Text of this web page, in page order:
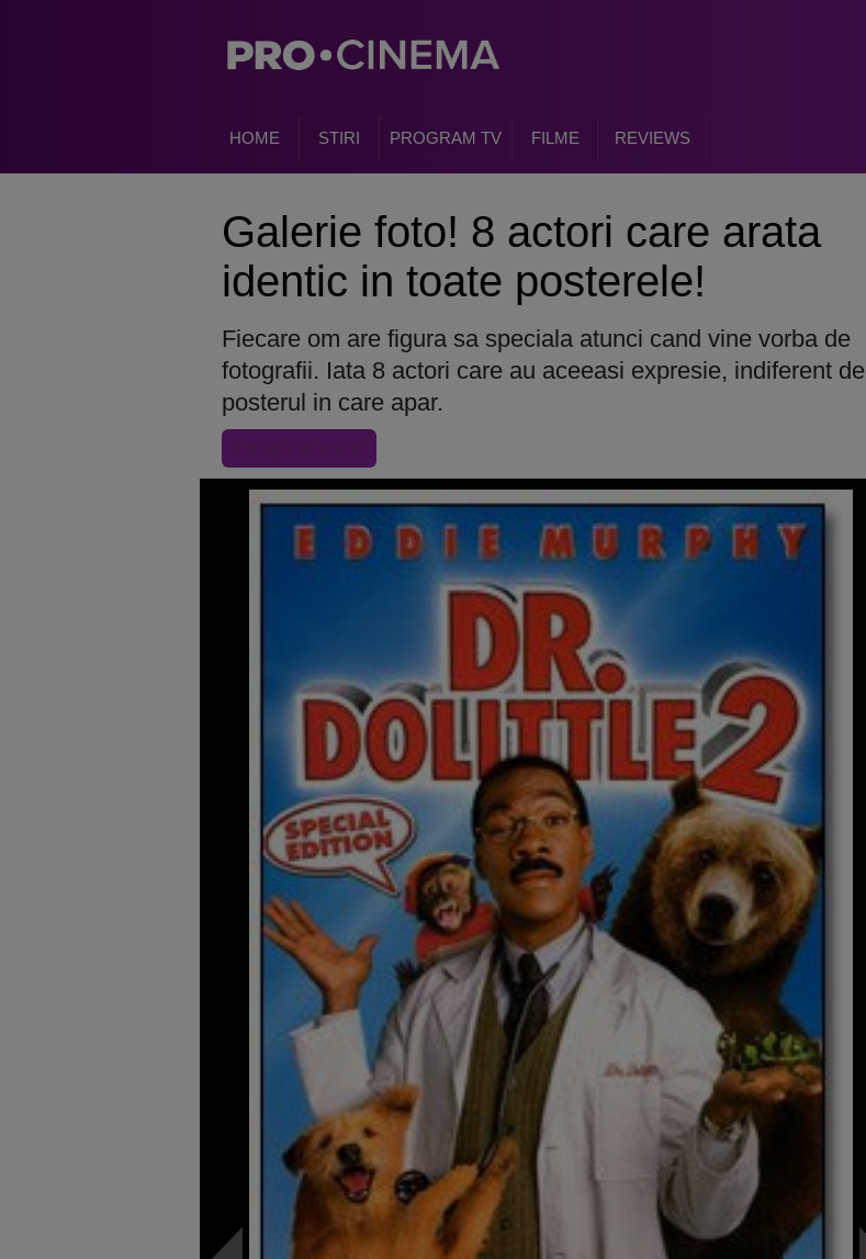
HOME STIRI PROGRAM TV FILME REVIEWS
Galerie foto! 8 actori care arata
identic in toate posterele!
Fiecare om are figura sa speciala atunci cand vine vorba de
fotografii. Iata 8 actori care au aceeasi expresie, indiferent de
posterul in care apar.